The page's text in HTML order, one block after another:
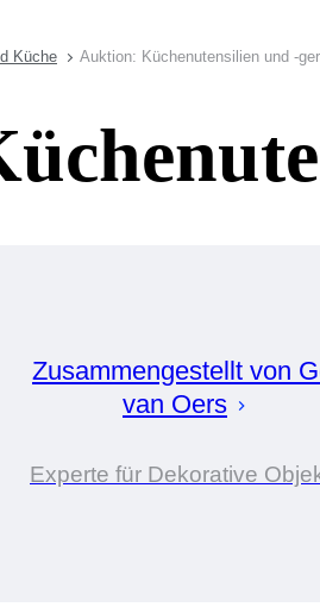
Küche Auktion: Küchenutensilien und -
Zusammengestellt von
van Oers
Experte für Dekorative